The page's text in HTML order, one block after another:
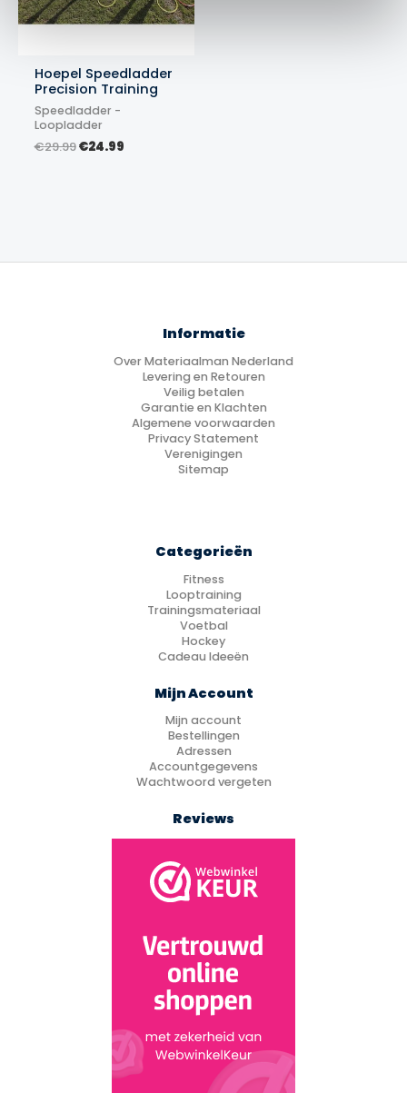
Hoepel Speedladder
Precision Training
Speedladder -
Loopladder
€29.99Oorspronkelijke
€24.99Huidige
Informatie
Over Materiaalman Nederland
Levering en Retouren
Veilig betalen
Garantie en Klachten
Algemene voorwaarden
Privacy Statement
Verenigingen
Sitemap
Categorieën
Fitness
Looptraining
Trainingsmateriaal
Voetbal
Hockey
Cadeau Ideeën
Mijn Account
Mijn account
Bestellingen
Adressen
Accountgegevens
Wachtwoord vergeten
Reviews